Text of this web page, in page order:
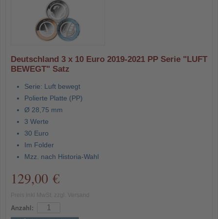
Deutschland 3 x 10 Euro 2019-2021 PP Serie "LUFT
BEWEGT" Satz
Serie: Luft bewegt
Polierte Platte (PP)
Ø 28,75 mm
3 Werte
30 Euro
Im Folder
Mzz. nach Historia-Wahl
129,00 €
Anzahl: